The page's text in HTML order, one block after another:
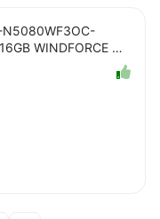
N5080WF3OC-
WINDFORCE OC